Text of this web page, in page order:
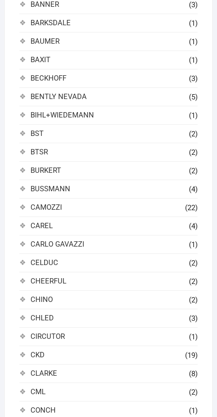
BANNER (3)
BARKSDALE (1)
BAUMER (1)
BAXIT (1)
BECKHOFF (3)
BENTLY NEVADA (5)
BIHL+WIEDEMANN (1)
BST (2)
BTSR (2)
BURKERT (2)
BUSSMANN (4)
CAMOZZI (22)
CAREL (4)
CARLO GAVAZZI (1)
CELDUC (2)
CHEERFUL (2)
CHINO (2)
CHLED (3)
CIRCUTOR (1)
CKD (19)
CLARKE (8)
CML (2)
CONCH (1)